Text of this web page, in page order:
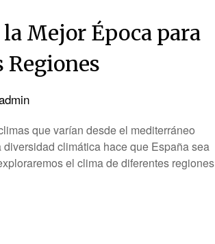
Mejor Época para
que varían desde el mediterráneo
climática hace que España sea
el clima de diferentes regiones